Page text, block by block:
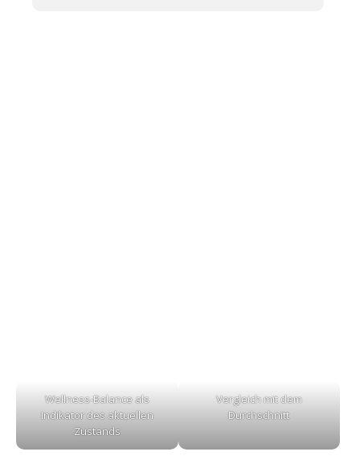
Wellness-Balance als
Indikator des aktuellen
Zustands
Vergleich mit dem
Durchschnitt